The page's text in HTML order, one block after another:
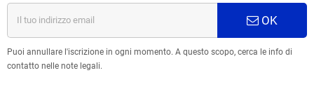
OK
Puoi annullare l'iscrizione in ogni momento. A questo scopo, cerca le info di
contatto nelle note legali.